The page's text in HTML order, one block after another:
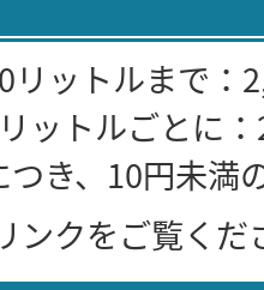
リットルまで：
ットルごとに
き、10円未満
ンクをご覧くだ